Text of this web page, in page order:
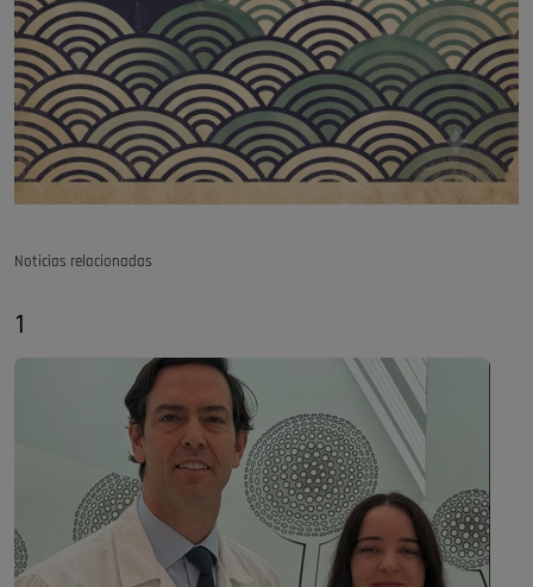
Noticias relacionadas
1